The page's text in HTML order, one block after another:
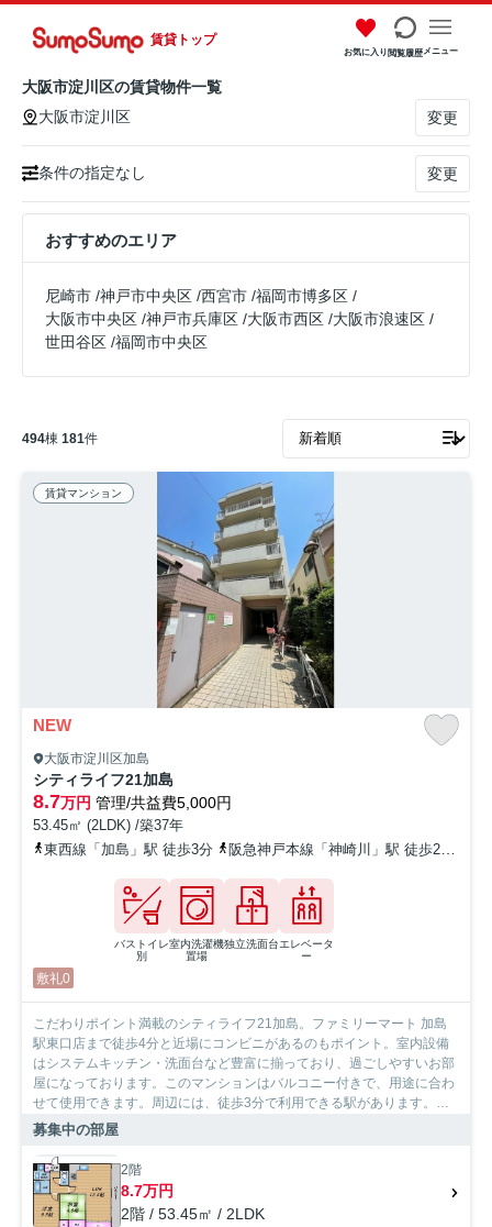
賃貸トップ
お気に入り閲覧履歴メニュー
大阪市淀川区の賃貸物件一覧
大阪市淀川区
変更
条件の指定なし 変更
おすすめのエリア
尼崎市 /神戸市中央区 /西宮市 /福岡市博多区 /
大阪市中央区 /神戸市兵庫区 /大阪市西区 /大阪市浪速区 /
世田谷区 /福岡市中央区
494棟 181件
賃貸マンション
NEW
大阪市淀川区加島
シティライフ21加島
8.7万円 管理/共益費5,000円
53.45㎡ (2LDK) /築37年
東西線「加島」駅 徒歩3分
阪急神戸本線「神崎川」駅 徒歩26分
バストイレ
別
室内洗濯機
置場
独立洗面台エレベータ
ー
敷礼0
こだわりポイント満載のシティライフ21加島。ファミリーマート 加島
駅東口店まで徒歩4分と近場にコンビニがあるのもポイント。室内設備
はシステムキッチン・洗面台など豊富に揃っており、過ごしやすいお部
屋になっております。このマンションはバルコニー付きで、用途に合わ
せて使用できます。周辺には、徒歩3分で利用できる駅があります。
SumoSumoお問い合わせ窓口には、大阪市淀川区エリアの賃貸情報が豊
富です。もちろん、店舗へのご来店もお待ちしております。
募集中の部屋
2階
8.7万円
2階 / 53.45㎡ / 2LDK